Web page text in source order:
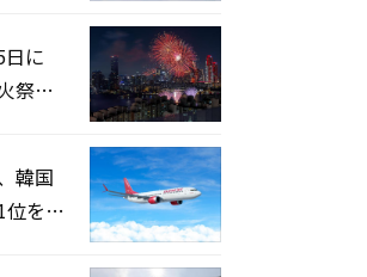
日に
祭り
韓国
を記